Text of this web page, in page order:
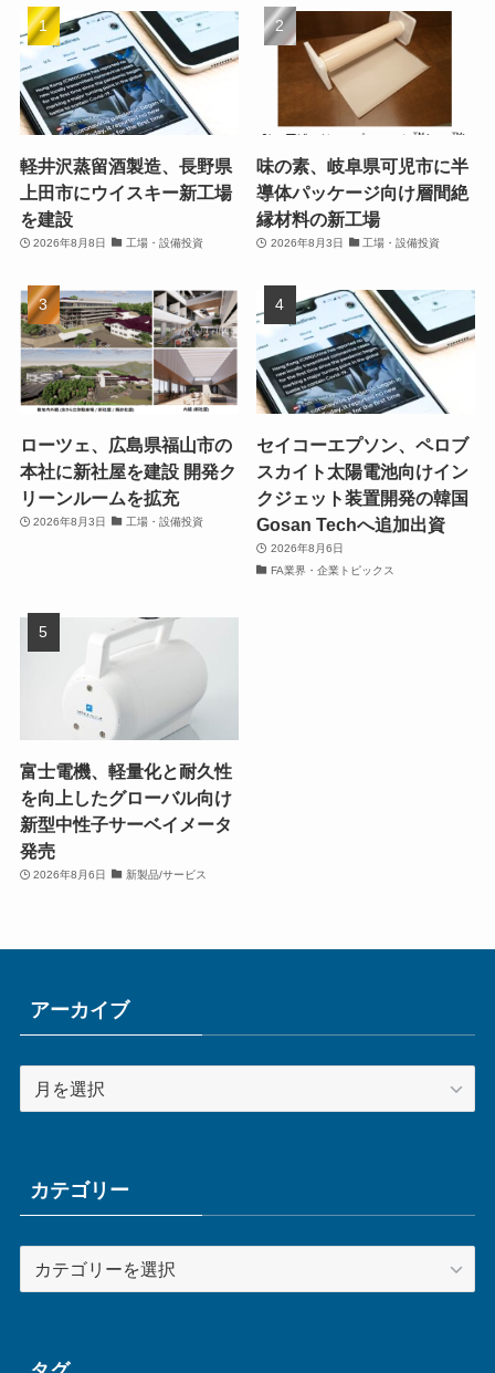
軽井沢蒸留酒製造、長野県
上田市にウイスキー新工場
を建設
2026年8月8日 工場・設備投資
味の素、岐阜県可児市に半
導体パッケージ向け層間絶
縁材料の新工場
2026年8月3日 工場・設備投資
ローツェ、広島県福山市の
本社に新社屋を建設 開発ク
リーンルームを拡充
2026年8月3日 工場・設備投資
セイコーエプソン、ペロブ
スカイト太陽電池向けイン
クジェット装置開発の韓国
Gosan Techへ追加出資
2026年8月6日
FA業界・企業トピックス
富士電機、軽量化と耐久性
を向上したグローバル向け
新型中性子サーベイメータ
発売
2026年8月6日 新製品/サービス
アーカイブ
ー
ブカテゴリー
テ
ー